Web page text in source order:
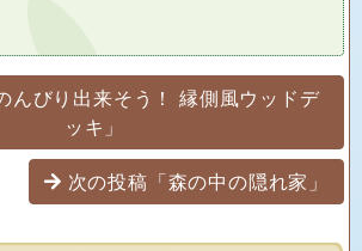
ション
んびり出来そう！ 縁側風ウッドデ
ッキ」
次の投稿「森の中の隠れ家」